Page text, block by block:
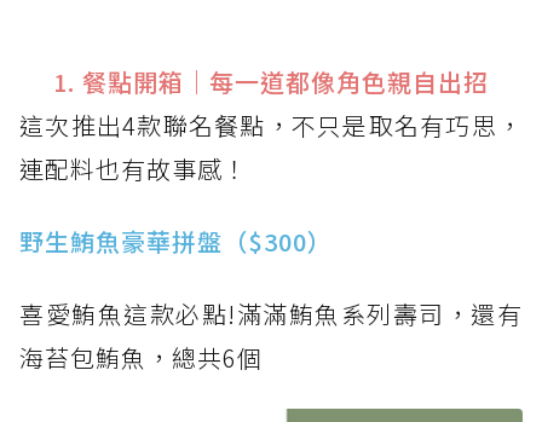
1. 餐點開箱｜每一道都像角色親自出招
這次推出4款聯名餐點，不只是取名有巧思，
連配料也有故事感！
野生鮪魚豪華拼盤（$300）
喜愛鮪魚這款必點!滿滿鮪魚系列壽司，還有
海苔包鮪魚，總共6個